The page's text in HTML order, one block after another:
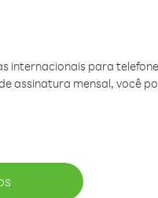
internacionais para
assinatura mensal, você